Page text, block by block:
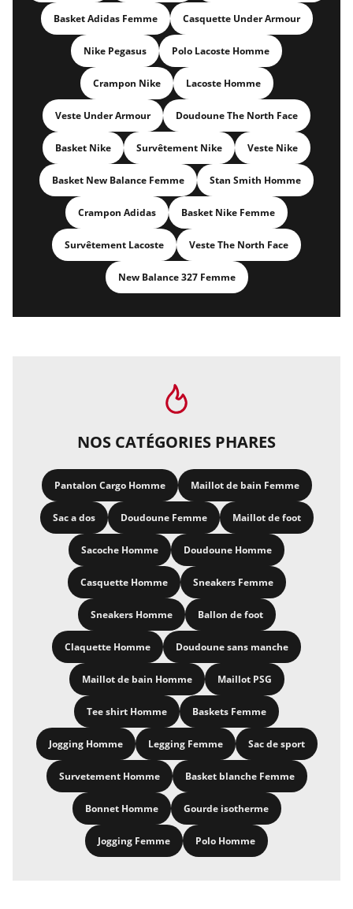
Basket Adidas Femme Casquette Under Armour
Nike Pegasus Polo Lacoste Homme
Crampon Nike Lacoste Homme
Veste Under Armour Doudoune The North Face
Basket Nike Survêtement Nike Veste Nike
Basket New Balance Femme Stan Smith Homme
Crampon Adidas Basket Nike Femme
Survêtement Lacoste Veste The North Face
New Balance 327 Femme
NOS CATÉGORIES PHARES
Pantalon Cargo Homme Maillot de bain Femme
Sac a dos Doudoune Femme Maillot de foot
Sacoche Homme Doudoune Homme
Casquette Homme Sneakers Femme
Sneakers Homme Ballon de foot
Claquette Homme Doudoune sans manche
Maillot de bain Homme Maillot PSG
Tee shirt Homme Baskets Femme
Jogging Homme Legging Femme Sac de sport
Survetement Homme Basket blanche Femme
Bonnet Homme Gourde isotherme
Jogging Femme Polo Homme